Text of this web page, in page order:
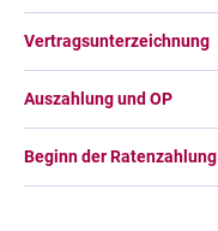
Vertragsunterzeichnung
Auszahlung und OP
Beginn der Ratenzahlung